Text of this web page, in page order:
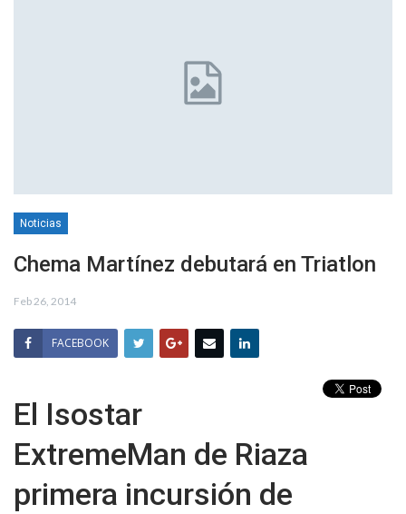
Noticias
Chema Martínez debutará en Triatlon
Feb 26, 2014
FACEBOOK
El Isostar
ExtremeMan de Riaza
primera incursión de